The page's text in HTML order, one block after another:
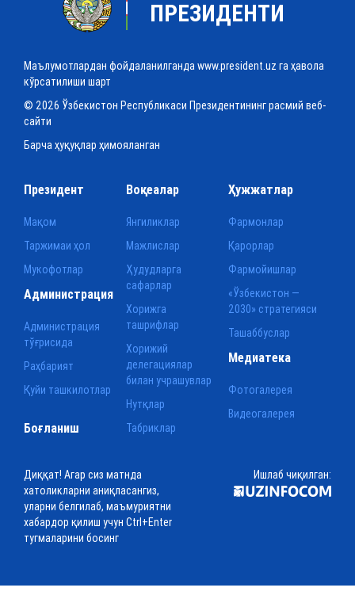
ПРЕЗИДЕНТИ
Маълумотлардан фойдаланилганда www.president.uz га ҳавола
кўрсатилиши шарт
© 2026 Ўзбекистон Республикаси Президентининг расмий веб-
сайти
Барча ҳуқуқлар ҳимояланган
Президент
Мақом
Таржимаи ҳол
Мукофотлар
Воқеалар
Янгиликлар
Мажлислар
Ҳудудларга
сафарлар
Хорижга
ташрифлар
Хорижий
делегациялар
билан учрашувлар
Нутқлар
Табриклар
Ҳужжатлар
Фармонлар
Қарорлар
Фармойишлар
«Ўзбекистон —
2030» стратегияси
Ташаббуслар
Администрация
Администрация
тўғрисида
Раҳбарият
Қуйи ташкилотлар
Медиатека
Фотогалерея
Видеогалерея
Боғланиш
Диққат! Агар сиз матнда
хатоликларни аниқласангиз,
уларни белгилаб, маъмуриятни
хабардор қилиш учун Ctrl+Enter
тугмаларини босинг
Ишлаб чиқилган: